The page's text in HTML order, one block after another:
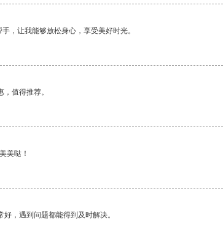
，让我能够放松身心，享受美好时光。
值得推荐。
美哒！
，遇到问题都能得到及时解决。